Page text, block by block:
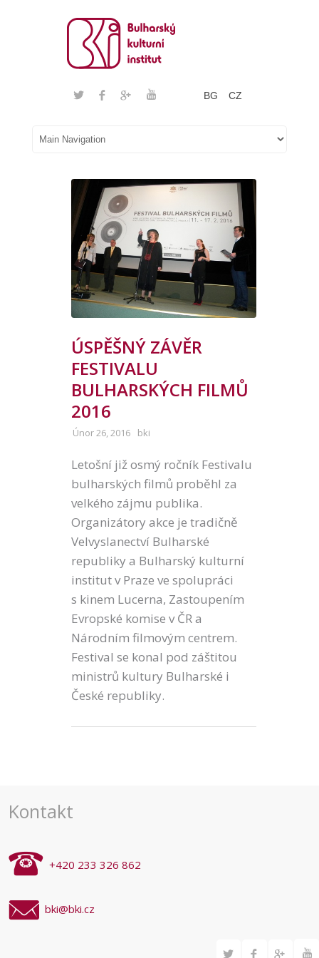
BG CZ
ÚSPĚŠNÝ ZÁVĚR
FESTIVALU
BULHARSKÝCH FILMŮ
2016
Únor 26, 2016 bki
Letošní již osmý ročník Festivalu
bulharských filmů proběhl za
velkého zájmu publika.
Organizátory akce je tradičně
Velvyslanectví Bulharské
republiky a Bulharský kulturní
institut v Praze ve spolupráci
s kinem Lucerna, Zastoupením
Evropské komise v ČR a
Národním filmovým centrem.
Festival se konal pod záštitou
ministrů kultury Bulharské i
České republiky.
Kontakt
+420 233 326 862
bki@bki.cz